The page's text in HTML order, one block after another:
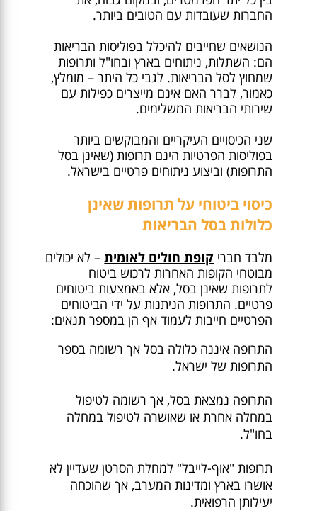
החברות שעובדות עם הטובים ביותר.
הנושאים שחייבים להיכלל בפוליסות הבריאות
הם: השתלות, ניתוחים בארץ ובחו"ל ותרופות
שמחוץ לסל הבריאות. לגבי כל היתר – מומלץ,
כאמור, לברר האם אינם מייצרים כפילות עם
שירותי הבריאות המשלימים.
שני הכיסויים העיקריים והמבוקשים ביותר
בפוליסות הפרטיות הינם תרופות (שאינן בסל
התרופות) וביצוע ניתוחים פרטיים בישראל.
כיסוי ביטוחי על תרופות שאינן
כלולות בסל הבריאות
מלבד חברי קופת חולים לאומית– לא יכולים
מבוטחי הקופות האחרות לרכוש ביטוח
לתרופות שאינן בסל, אלא באמצעות ביטוחים
פרטיים. התרופות הניתנות על ידי הביטוחים
הפרטיים חייבות לעמוד אף הן במספר תנאים:
התרופה איננה כלולה בסל אך רשומה בספר
התרופות של ישראל.
התרופה נמצאת בסל, אך רשומה לטיפול
במחלה אחרת או שאושרה לטיפול במחלה
בחו"ל.
תרופות "אוף-לייבל" למחלת הסרטן שעדיין לא
אושרו בארץ ומדינות המערב, אך שהוכחה
יעילותן הרפואית.